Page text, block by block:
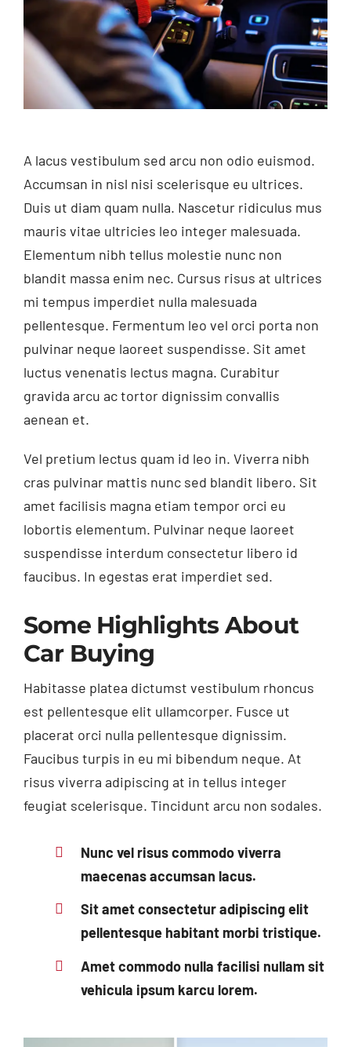
A lacus vestibulum sed arcu non odio euismod.
Accumsan in nisl nisi scelerisque eu ultrices.
Duis ut diam quam nulla. Nascetur ridiculus mus
mauris vitae ultricies leo integer malesuada.
Elementum nibh tellus molestie nunc non
blandit massa enim nec. Cursus risus at ultrices
mi tempus imperdiet nulla malesuada
pellentesque. Fermentum leo vel orci porta non
pulvinar neque laoreet suspendisse. Sit amet
luctus venenatis lectus magna. Curabitur
gravida arcu ac tortor dignissim convallis
aenean et.
Vel pretium lectus quam id leo in. Viverra nibh
cras pulvinar mattis nunc sed blandit libero. Sit
amet facilisis magna etiam tempor orci eu
lobortis elementum. Pulvinar neque laoreet
suspendisse interdum consectetur libero id
faucibus. In egestas erat imperdiet sed.
Some Highlights About
Car Buying
Habitasse platea dictumst vestibulum rhoncus
est pellentesque elit ullamcorper. Fusce ut
placerat orci nulla pellentesque dignissim.
Faucibus turpis in eu mi bibendum neque. At
risus viverra adipiscing at in tellus integer
feugiat scelerisque. Tincidunt arcu non sodales.
Nunc vel risus commodo viverra
maecenas accumsan lacus.
Sit amet consectetur adipiscing elit
pellentesque habitant morbi tristique.
Amet commodo nulla facilisi nullam sit
vehicula ipsum karcu lorem.